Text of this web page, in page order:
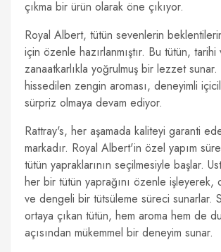
çıkma bir ürün olarak öne çıkıyor.
Royal Albert, tütün sevenlerin
için özenle hazırlanmıştır. Bu tütün, tarihi
zanaatkarlıkla yoğrulmuş bir lezzet
hissedilen zengin aroması, deneyimli
sürpriz olmaya devam ediyor.
Rattray's, her aşamada kaliteyi garanti
markadır. Royal Albert'in özel yapım
tütün yapraklarının seçilmesiyle başlar.
her bir tütün yaprağını özenle işleyerek,
ve dengeli bir tütsüleme süreci sunarlar.
ortaya çıkan tütün, hem aroma hem de
açısından mükemmel bir deneyim sunar.